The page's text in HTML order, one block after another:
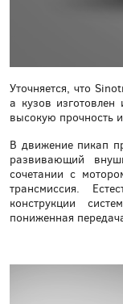
Уточняется, что
а кузов изготовлен
высокую прочность
В движение пикап
развивающий
сочетании с
трансмиссия.
конструкции
пониженная